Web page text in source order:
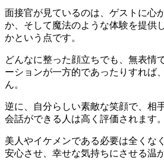
面接官が見ているのは、ゲストに心
か、そして魔法のような体験を提供
かという点です。
どんなに整った顔立ちでも、無表情
ーションが一方的であったりすれば
ん。
逆に、自分らしい素敵な笑顔で、相
会話ができる人は高く評価されます。
美人やイケメンである必要は全くな
安心させ、幸せな気持ちにさせる温